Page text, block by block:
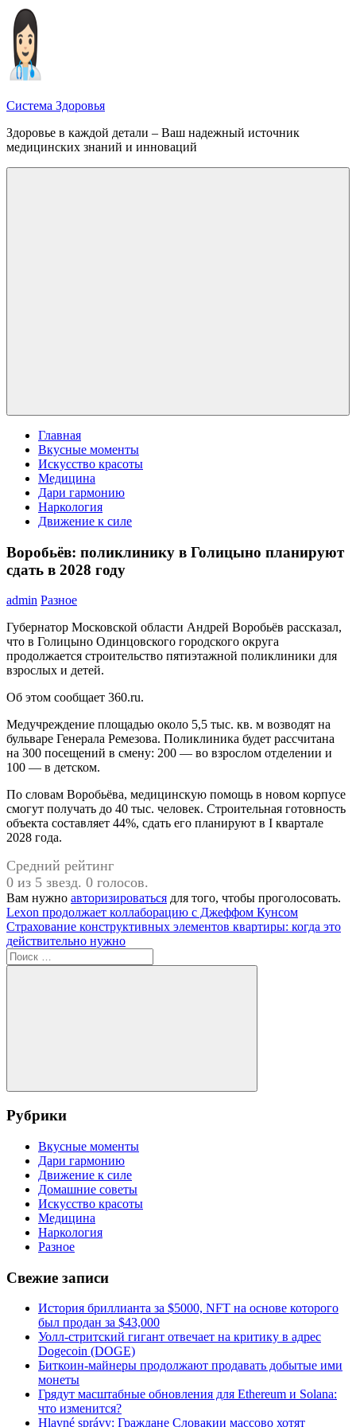
Перейти
содержимому
Система Здоровья
Здоровье в каждой детали – Ваш надежный источник
медицинских знаний и инноваций
Главная
Вкусные моменты
Искусство красоты
Медицина
Дари гармонию
Наркология
Движение к силе
Воробьёв: поликлинику в Голицыно планируют
сдать в 2028 году
admin Разное
Губернатор Московской области Андрей Воробьёв рассказал,
что в Голицыно Одинцовского городского округа
продолжается строительство пятиэтажной поликлиники для
взрослых и детей.
Об этом сообщает 360.ru.
Медучреждение площадью около 5,5 тыс. кв. м возводят на
бульваре Генерала Ремезова. Поликлиника будет рассчитана
на 300 посещений в смену: 200 — во взрослом отделении и
100 — в детском.
По словам Воробьёва, медицинскую помощь в новом корпусе
смогут получать до 40 тыс. человек. Строительная готовность
объекта составляет 44%, сдать его планируют в I квартале
2028 года.
Средний рейтинг
0 из 5 звезд. 0 голосов.
Вам нужно авторизироваться для того, чтобы проголосовать.
Навигация
по
записям
Предыдущая
запись:
Lexon продолжает коллаборацию с Джеффом Кунсом
Следующая
запись:
Страхование конструктивных элементов квартиры: когда это
действительно нужно
Поиск
для:
Поиск
Рубрики
Вкусные моменты
Дари гармонию
Движение к силе
Домашние советы
Искусство красоты
Медицина
Наркология
Разное
Свежие записи
История бриллианта за $5000, NFT на основе которого
был продан за $43,000
Уолл-стритский гигант отвечает на критику в адрес
Dogecoin (DOGE)
Биткоин-майнеры продолжают продавать добытые ими
монеты
Грядут масштабные обновления для Ethereum и Solana:
что изменится?
Hlavné správy: Граждане Словакии массово хотят